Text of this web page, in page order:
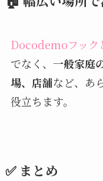
Docodemoフック
でなく、 一般家庭
場、店舗など、あ
役立ちます。
✅ まとめ